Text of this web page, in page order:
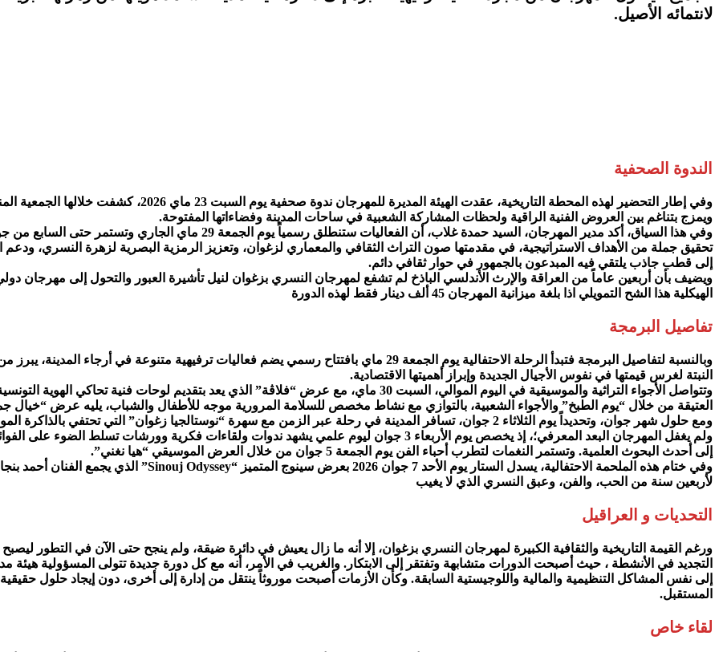
لانتمائه الأصيل.
الندوة الصحفية
وفي إطار التحضير لهذه المحطة التاريخية، عقدت الهيئة
ويمزج بتناغم بين العروض الفنية الراقية ولحظات المشاركة الشعبية في ساحات المدينة وفضاءاتها المفتوحة.
تحقيق جملة من الأهداف الاستراتيجية، في مقدمتها صون التراث الثقافي والمعماري لزغوان، وتعزيز الرمزية البصرية لزهرة النسري، ودعم
إلى قطب جاذب يلتقي فيه المبدعون بالجمهور في حوار ثقافي دائم.
ويضيف بأن أربعين عاماً من العراقة والإرث الأندلسي الباذخ لم تشفع لمهرجان النسري بزغوان لنيل تأشيرة العبور والتحول إلى مهرجان دولي
الهيكلية هذا الشح التمويلي اذا بلغة ميزانية المهرجان 45 ألف دينار فقط لهذه الدورة
تفاصيل البرمجة
وبالنسبة لتفاصيل البرمجة فتبدأ الرحلة الاحتفالية يوم الجمعة 29 ماي بافتتاح رسمي يضم فعاليات
النبتة لغرس قيمتها في نفوس الأجيال الجديدة وإبراز أهميتها الاقتصادية.
العتيقة من خلال “يوم الطبخ” والأجواء الشعبية، بالتوازي مع نشاط مخصص للسلامة المرورية موجه للأطفال والشباب، يليه عرض “خيال
ومع حلول شهر جوان، وتحديداً يوم الثلاثاء 2 جوان، تسافر المدينة في رحلة عبر الزمن مع سهرة “نوستالجيا زغوان” التي تحتفي بالذاكرة الموسيقية للمنطقة.
ولم يغفل المهرجان البعد المعرفي؛، إذ يخصص يوم الأربعاء 3 جوان ليوم علمي يشهد ندوات ولقاءات فكرية
إلى أحدث البحوث العلمية. وتستمر النغمات لتطرب أحباء الفن يوم الجمعة 5 جوان من خلال العرض الموسيقي “هيا نغني”.
لأربعين سنة من الحب، والفن، وعبق النسري الذي لا يغيب
التحديات و العراقيل
التجديد في الأنشطة ، حيث أصبحت الدورات متشابهة وتفتقر إلى الابتكار. والغريب في الأمر، أنه مع كل دورة جديدة تتولى المسؤولية هيئة
إلى نفس المشاكل التنظيمية والمالية واللوجيستية السابقة. وكأن الأزمات أصبحت موروثاً ينتقل من إدارة إلى أخرى، دون إيجاد حلول
المستقبل.
لقاء خاص